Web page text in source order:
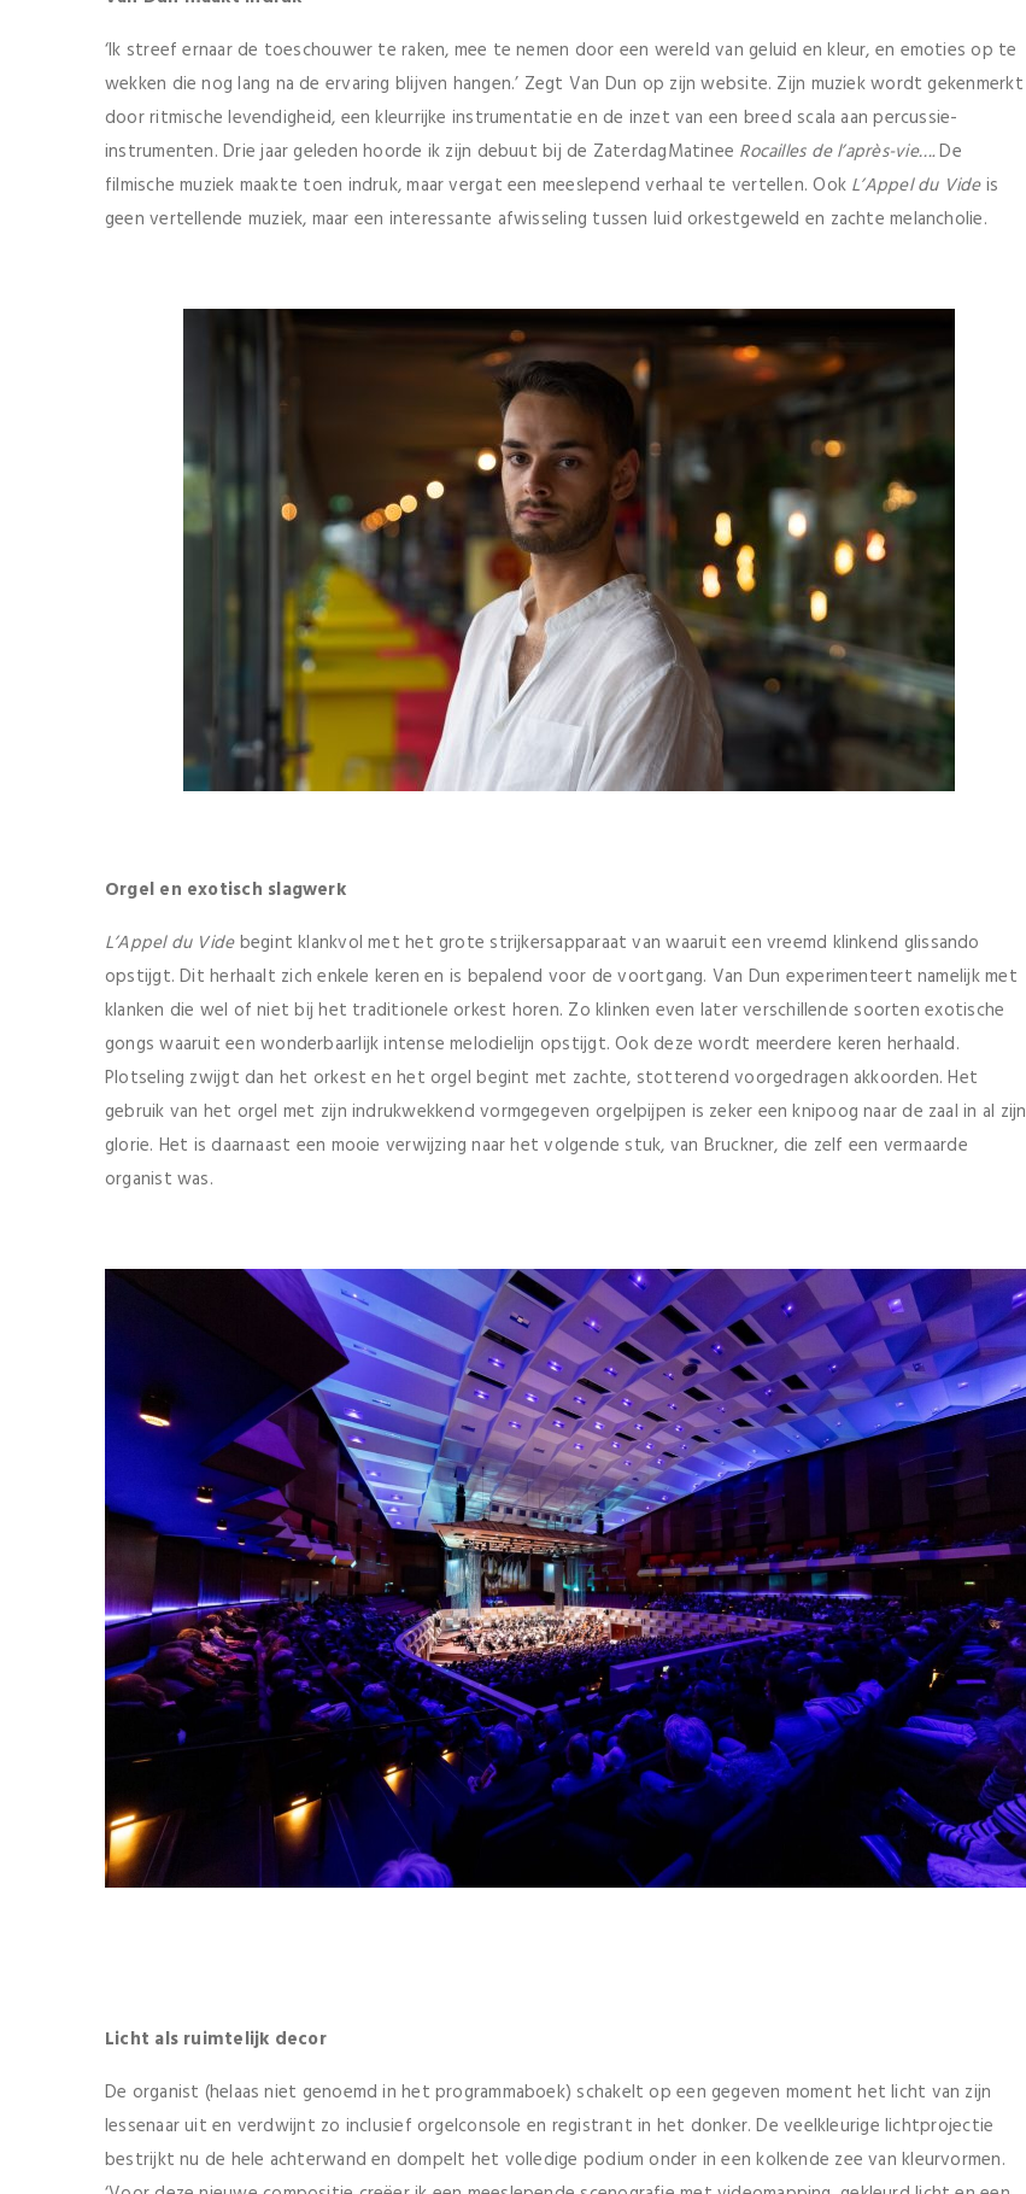
‘Ik streef ernaar de toeschouwer te raken, mee te nemen door een wereld van geluid en kleur, en emoties op te
wekken die nog lang na de ervaring blijven hangen.’ Zegt Van Dun op zijn website. Zijn muziek wordt gekenmerkt
door ritmische levendigheid, een kleurrijke instrumentatie en de inzet van een breed scala aan percussie-
instrumenten. Drie jaar geleden hoorde ik zijn debuut bij de ZaterdagMatinee Rocailles de l’après-vie….De
filmische muziek maakte toen indruk, maar vergat een meeslepend verhaal te vertellen. Ook L’Appel du Videis
geen vertellende muziek, maar een interessante afwisseling tussen luid orkestgeweld en zachte melancholie.
Orgel en exotisch slagwerk
L’Appel du Videbegint klankvol met het grote strijkersapparaat van waaruit een vreemd klinkend glissando
opstijgt. Dit herhaalt zich enkele keren en is bepalend voor de voortgang. Van Dun experimenteert namelijk met
klanken die wel of niet bij het traditionele orkest horen. Zo klinken even later verschillende soorten exotische
gongs waaruit een wonderbaarlijk intense melodielijn opstijgt. Ook deze wordt meerdere keren herhaald.
Plotseling zwijgt dan het orkest en het orgel begint met zachte, stotterend voorgedragen akkoorden. Het
gebruik van het orgel met zijn indrukwekkend vormgegeven orgelpijpen is zeker een knipoog naar de zaal in al zijn
glorie. Het is daarnaast een mooie verwijzing naar het volgende stuk, van Bruckner, die zelf een vermaarde
organist was.
Licht als ruimtelijk decor
De organist (helaas niet genoemd in het programmaboek) schakelt op een gegeven moment het licht van zijn
lessenaar uit en verdwijnt zo inclusief orgelconsole en registrant in het donker. De veelkleurige lichtprojectie
bestrijkt nu de hele achterwand en dompelt het volledige podium onder in een kolkende zee van kleurvormen.